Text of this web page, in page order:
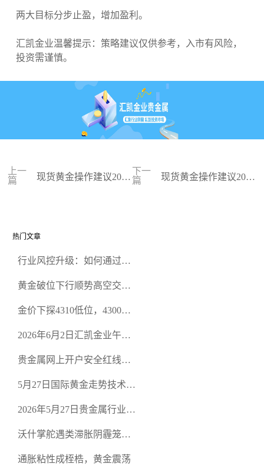
两大目标分步止盈，增加盈利。
汇凯金业温馨提示：策略建议仅供参考，入市有风险，
投资需谨慎。
上一
篇
现货黄金操作建议2023
下一
篇
现货黄金操作建议2023
热门文章
行业风控升级：如何通过正
规黄金开户交易平台？
黄金破位下行顺势高空交易
金价下探4310低位，4300关
2026年6月2日汇凯金业午盘
空头清算算法如何布防？
贵金属网上开户安全红线：
恶意洗盘陷阱
5月27日国际黄金走势技术盘
规黄金平台全方位行情解析
2026年5月27日贵金属行业新
正规贵金属开户平台迎开户
热潮
沃什掌舵遇类滞胀阴霾笼
通胀粘性成桎梏，黄金震荡